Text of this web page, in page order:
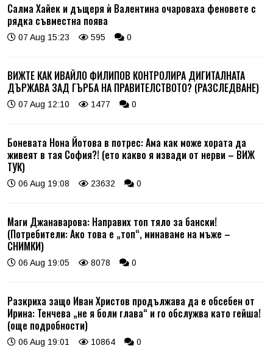
Салма Хайек и дъщеря ѝ Валентина очароваха феновете с
рядка съвместна поява
07 Aug 15:23 595 0
ВИЖТЕ КАК ИВАЙЛО ФИЛИПОВ КОНТРОЛИРА ДИГИТАЛНАТА
ДЪРЖАВА ЗАД ГЪРБА НА ПРАВИТЕЛСТВОТО? (РАЗСЛЕДВАНЕ)
07 Aug 12:10 1477 0
Боневата Нона Йотова в потрес: Ама как може хората да
живеят в тая София?! (ето какво я извади от нерви – ВИЖ
ТУК)
06 Aug 19:08 23632 0
Маги Джанаварова: Направих топ тяло за бански!
(Потребители: Ако това е „топ“, минаваме на мъже –
СНИМКИ)
06 Aug 19:05 8078 0
Разкриха защо Иван Христов продължава да е обсебен от
Ирина: Тенчева „не я боли глава“ и го обслужва като гейша!
(още подробности)
06 Aug 19:01 10864 0